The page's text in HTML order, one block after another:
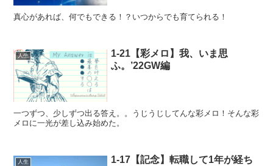
真心があれば、何でもできる！？いつからでも育てられる！
人生
1-21【彩メロ】我、いま思
ふ。’22GW編
一つずつ、少しずつ出る答え。。うじうじしてんな彩メロ！そんな彩
メロに一光が差し込み始めた。
人生
1-17【記念】転職して1年が経ち